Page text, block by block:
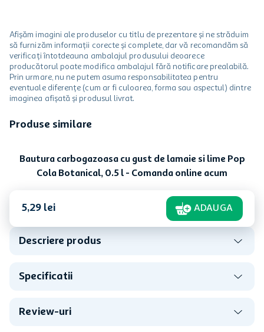
Afișăm imagini ale produselor cu titlu de prezentare și ne străduim
să furnizăm informații corecte și complete, dar vă recomandăm să
verificați întotdeauna ambalajul produsului deoarece
producătorul poate modifica ambalajul fără notificare prealabilă.
Prin urmare, nu ne putem asuma responsabilitatea pentru
eventuale diferențe (cum ar fi culoarea, forma sau aspectul) dintre
imaginea afișată și produsul livrat.
Produse similare
Bautura carbogazoasa
fara cafeina Pop Cola